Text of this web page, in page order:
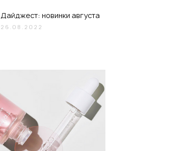
Дайджест: новинки августа
26.08.2022